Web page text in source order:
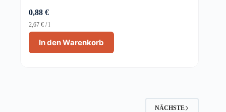
0,88 €
In den Warenkorb
2,67 € /l
NÄCHSTE